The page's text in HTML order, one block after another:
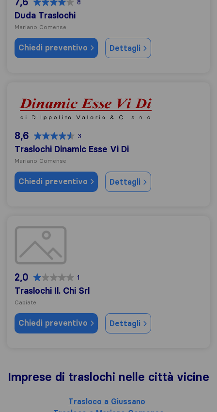
8
Duda Traslochi
Mariano Comense
Chiedi preventivo Dettagli
Traslochi Dinamic Esse Vi Di
8,6 3
Traslochi Dinamic Esse Vi Di
Mariano Comense
Chiedi preventivo Dettagli
Traslochi Il. Chi Srl
2,0 1
Traslochi Il. Chi Srl
Cabiate
Chiedi preventivo Dettagli
Imprese di traslochi nelle città vicine
Trasloco a Giussano